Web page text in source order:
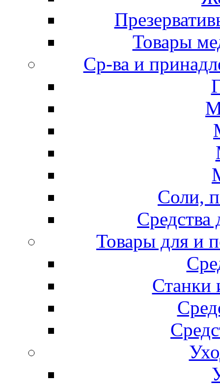
Товары
Ср-ва и
Соли,
Товары для и
Станки